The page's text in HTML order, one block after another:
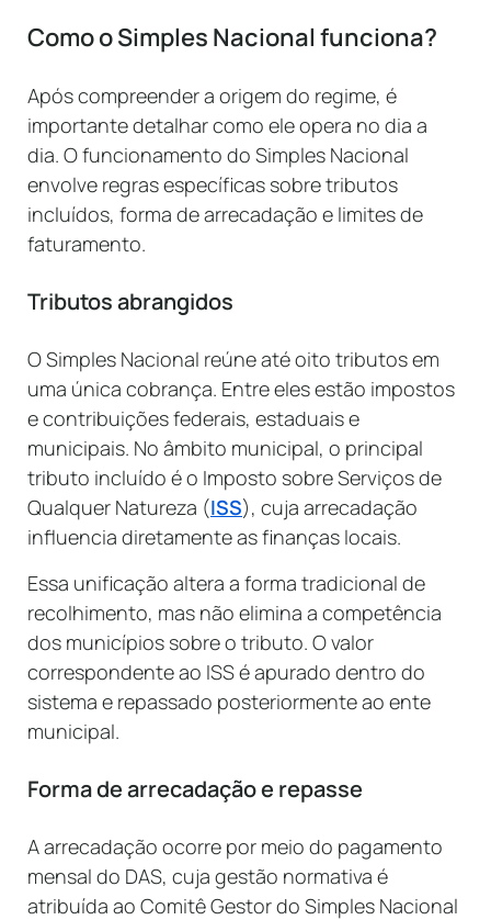
Como o Simples Nacional funciona?
Após compreender a origem do regime, é
importante detalhar como ele opera no dia a
dia. O funcionamento do Simples Nacional
envolve regras específicas sobre tributos
incluídos, forma de arrecadação e limites de
faturamento.
Tributos abrangidos
O Simples Nacional reúne até oito tributos em
uma única cobrança. Entre eles estão impostos
e contribuições federais, estaduais e
municipais. No âmbito municipal, o principal
tributo incluído é o Imposto sobre Serviços de
Qualquer Natureza (ISS), cuja arrecadação
influencia diretamente as finanças locais.
Essa unificação altera a forma tradicional de
recolhimento, mas não elimina a competência
dos municípios sobre o tributo. O valor
correspondente ao ISS é apurado dentro do
sistema e repassado posteriormente ao ente
municipal.
Forma de arrecadação e repasse
A arrecadação ocorre por meio do pagamento
mensal do DAS, cuja gestão normativa é
atribuída ao Comitê Gestor do Simples Nacional